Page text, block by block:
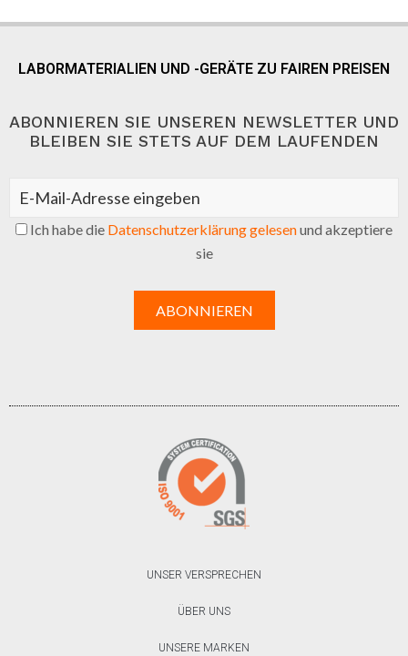
LABORMATERIALIEN UND -GERÄTE ZU FAIREN PREISEN
ABONNIEREN SIE UNSEREN NEWSLETTER UND
BLEIBEN SIE STETS AUF DEM LAUFENDEN
Ich habe die Datenschutzerklärung gelesenund akzeptiere
sie
UNSER VERSPRECHEN
ÜBER UNS
UNSERE MARKEN